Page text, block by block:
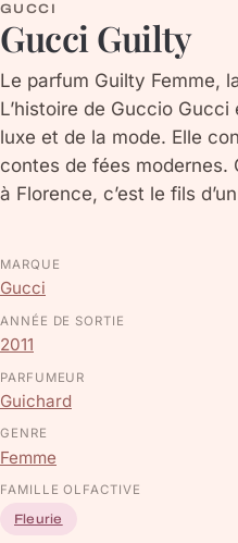
GUCCI
Gucci Guilty
Le parfum Guilty Femme,
L’histoire de Guccio Gucci
luxe et de la mode. Elle
contes de fées modernes.
à Florence, c’est le fils
MARQUE
Gucci
ANNÉE DE SORTIE
2011
PARFUMEUR
Guichard
GENRE
Femme
FAMILLE OLFACTIVE
Fleurie